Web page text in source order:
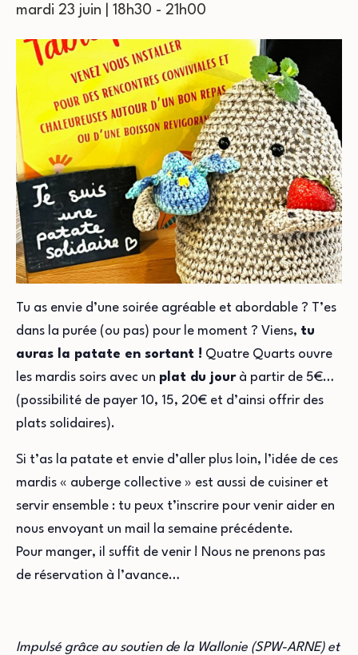
mardi 23 juin | 18h30 - 21h00
Tu as envie d’une soirée agréable et abordable ? T’es
dans la purée (ou pas) pour le moment ? Viens, tu
auras la patate en sortant ! Quatre Quarts ouvre
les mardis soirs avec un plat du jourà partir de 5€…
(possibilité de payer 10, 15, 20€ et d’ainsi offrir des
plats solidaires).
Si t’as la patate et envie d’aller plus loin, l’idée de ces
mardis « auberge collective » est aussi de cuisiner et
servir ensemble : tu peux t’inscrire pour venir aider en
nous envoyant un mail la semaine précédente.
Pour manger, il suffit de venir ! Nous ne prenons pas
de réservation à l’avance…
Impulsé grâce au soutien de la Wallonie (SPW-ARNE) et